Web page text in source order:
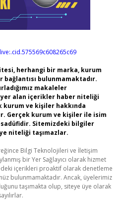
herhangi bir marka, kurum
bulunmamaktadır.
makaleler
yer alan içerikler haber niteliği
kurum ve kişiler hakkında
Gerçek kurum ve kişiler ile isim
Sitemizdeki bilgiler
niteliği taşımazlar.
Bilgi Teknolojileri ve İletişim
bir Yer Sağlayıcı olarak hizmet
içerikleri proaktif olarak denetleme
bulunmamaktadır. Ancak, üyelerimiz
taşımakta olup, siteye üye olarak